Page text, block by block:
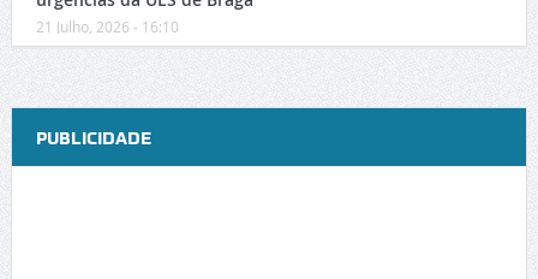
21 Julho, 2026 - 16:10
PUBLICIDADE